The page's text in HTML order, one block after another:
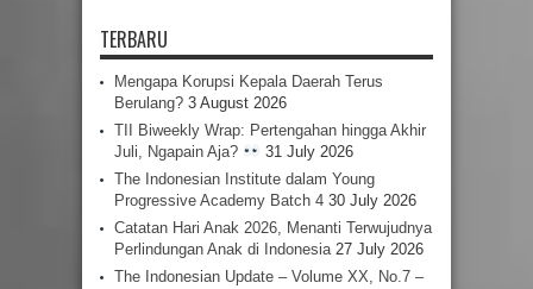
TERBARU
Mengapa Korupsi Kepala Daerah Terus
Berulang? 3 August 2026
TII Biweekly Wrap: Pertengahan hingga Akhir
Juli, Ngapain Aja?
31 July 2026
The Indonesian Institute dalam Young
Progressive Academy Batch 4 30 July 2026
Catatan Hari Anak 2026, Menanti Terwujudnya
Perlindungan Anak di Indonesia 27 July 2026
The Indonesian Update – Volume XX, No.7 –